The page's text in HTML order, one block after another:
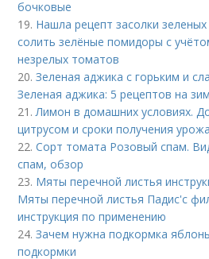
бочковые
19. Нашла рецепт засолки
солить зелёные помидоры с
незрелых томатов
20.Зеленая аджика с горьким и
Зеленая аджика: 5 рецептов на
21.Лимон в домашних условиях.
цитрусом и сроки получения
22.Сорт томата Розовый спам.
спам, обзор
23. Мяты перечной листья
Мяты перечной листья Падис'с
инструкция по применению
24.Зачем нужна подкормка
подкормки